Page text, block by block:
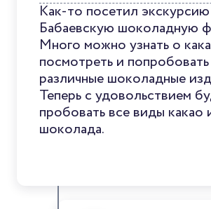
Как-то посетил
Бабаевскую шоколадную
Много можно узнать о
посмотреть и попробовать
различные шоколадные
Теперь с удовольствием
пробовать все виды какао
шоколада.